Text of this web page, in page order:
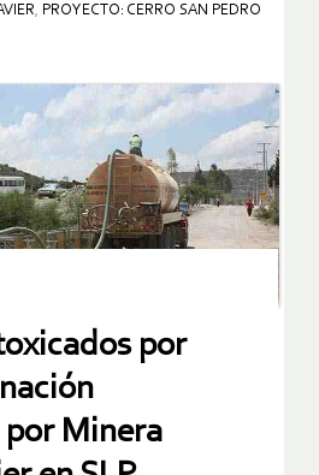
, PROYECTO: CERRO SAN PEDRO
por
por Minera